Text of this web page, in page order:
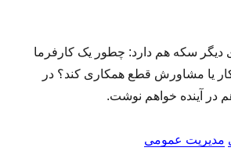
دیگر سکه هم دارد: چطور یک کارفرما
یا مشاورش قطع همکاری کند؟ در
در آینده خواهم نوشت.
مدیریت عمومی